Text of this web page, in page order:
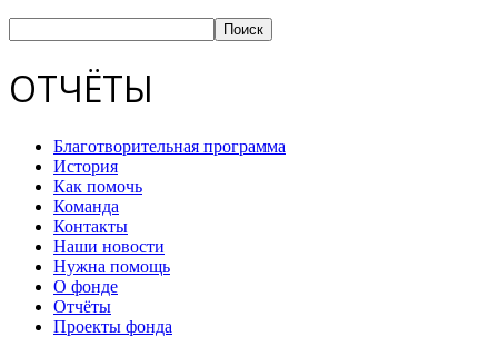
ОТЧЁТЫ
Благотворительная программа
История
Как помочь
Команда
Контакты
Наши новости
Нужна помощь
О фонде
Отчёты
Проекты фонда